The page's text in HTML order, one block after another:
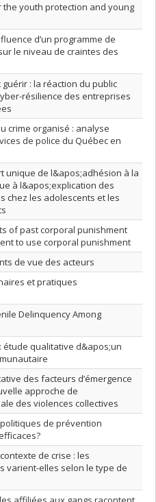
youth protection and young
d’un programme de
le niveau de craintes des
: la réaction du public
résilience des entreprises
crime organisé : analyse
de police du Québec en
unique de l&apos;adhésion à la
à l&apos;explication des
chez les adolescents et les
of past corporal punishment
to use corporal punishment
de vue des acteurs
et pratiques
Delinquency Among
étude qualitative d&apos;un
des facteurs d’émergence
approche de
des violences collectives
de prévention
de crise : les
varient-elles selon le type de